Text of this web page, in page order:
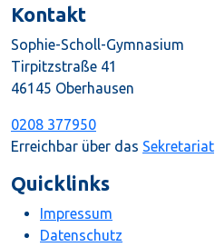
Kontakt
Sophie-Scholl-Gymnasium
Tirpitzstraße 41
46145 Oberhausen
0208 377950
Erreichbar über das Sekretariat
Quicklinks
Impressum
Datenschutz